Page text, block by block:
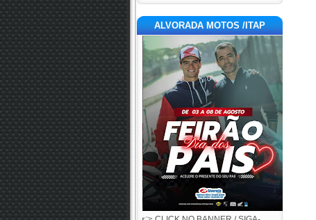
ALVORADA MOTOS /ITAP